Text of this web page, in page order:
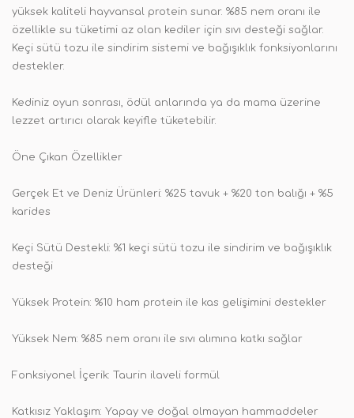
yüksek kaliteli hayvansal protein sunar. %85 nem oranı ile
özellikle su tüketimi az olan kediler için sıvı desteği sağlar.
Keçi sütü tozu ile sindirim sistemi ve bağışıklık fonksiyonlarını
destekler.
Kediniz oyun sonrası, ödül anlarında ya da mama üzerine
lezzet artırıcı olarak keyifle tüketebilir.
Öne Çıkan Özellikler
Gerçek Et ve Deniz Ürünleri: %25 tavuk + %20 ton balığı + %5
karides
Keçi Sütü Destekli: %1 keçi sütü tozu ile sindirim ve bağışıklık
desteği
Yüksek Protein: %10 ham protein ile kas gelişimini destekler
Yüksek Nem: %85 nem oranı ile sıvı alımına katkı sağlar
Fonksiyonel İçerik: Taurin ilaveli formül
Katkısız Yaklaşım: Yapay ve doğal olmayan hammaddeler